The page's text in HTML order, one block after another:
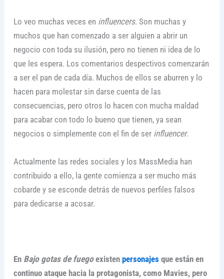
Lo veo muchas veces en influencers. Son muchas y
muchos que han comenzado a ser alguien a abrir un
negocio con toda su ilusión, pero no tienen ni idea de lo
que les espera. Los comentarios despectivos comenzarán
a ser el pan de cada día. Muchos de ellos se aburren y lo
hacen para molestar sin darse cuenta de las
consecuencias, pero otros lo hacen con mucha maldad
para acabar con todo lo bueno que tienen, ya sean
negocios o simplemente con el fin de ser influencer.
Actualmente las redes sociales y los MassMedia han
contribuido a ello, la gente comienza a ser mucho más
cobarde y se esconde detrás de nuevos perfiles falsos
para dedicarse a acosar.
En Bajo gotas de fuegoexisten personajes que están en
continuo ataque hacia la protagonista, como Mavies, pero